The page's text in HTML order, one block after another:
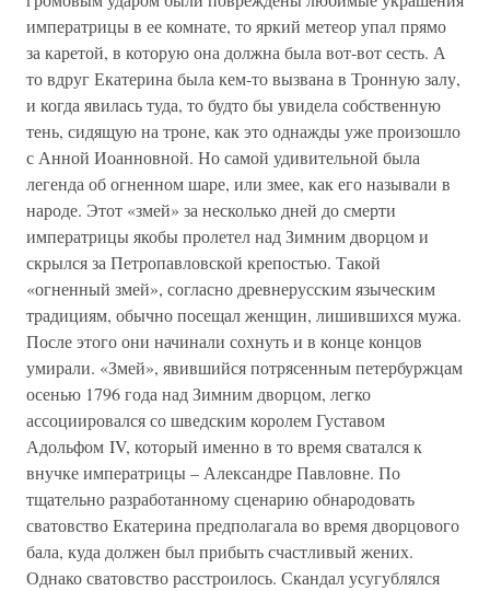
императрицы в ее комнате, то яркий метеор упал прямо
за каретой, в которую она должна была вот-вот сесть. А
то вдруг Екатерина была кем-то вызвана в Тронную залу,
и когда явилась туда, то будто бы увидела собственную
тень, сидящую на троне, как это однажды уже произошло
с Анной Иоанновной. Но самой удивительной была
легенда об огненном шаре, или змее, как его называли в
народе. Этот «змей» за несколько дней до смерти
императрицы якобы пролетел над Зимним дворцом и
скрылся за Петропавловской крепостью. Такой
«огненный змей», согласно древнерусским языческим
традициям, обычно посещал женщин, лишившихся мужа.
После этого они начинали сохнуть и в конце концов
умирали. «Змей», явившийся потрясенным петербуржцам
осенью 1796 года над Зимним дворцом, легко
ассоциировался со шведским королем Густавом
Адольфом IV, который именно в то время сватался к
внучке императрицы – Александре Павловне. По
тщательно разработанному сценарию обнародовать
сватовство Екатерина предполагала во время дворцового
бала, куда должен был прибыть счастливый жених.
Однако сватовство расстроилось. Скандал усугублялся